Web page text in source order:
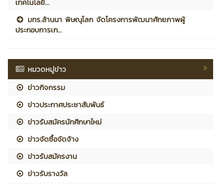
มทร.ล้านนา พิษณุโลก จัดโครงการพัฒนาศักยภาพผู้
ประกอบการเก...
หมวดหมู่ข่าว
ข่าวกิจกรรม
ข่าวประกาศประชาสัมพันธ์
ข่าวรับสมัครนักศึกษาใหม่
ข่าวจัดซื้อจัดจ้าง
ข่าวรับสมัครงาน
ข่าวรับรางวัล